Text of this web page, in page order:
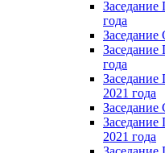
года
года
2021 года
Заседание
2021 года